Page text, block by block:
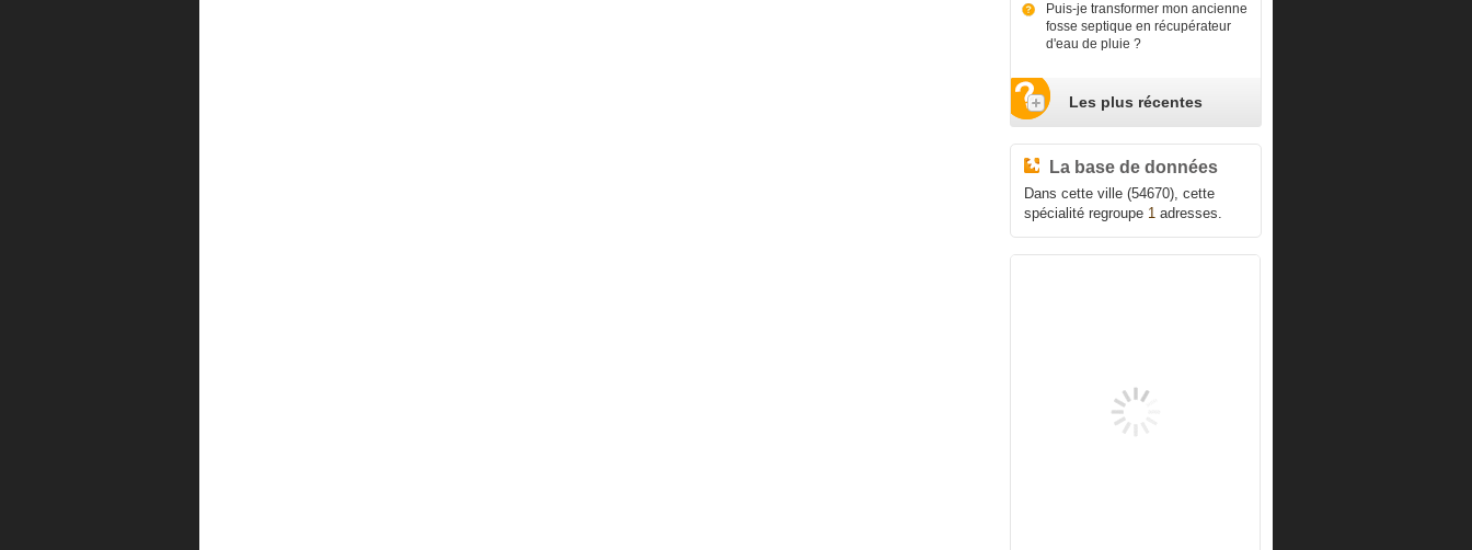
Puis-je transformer mon ancienne
fosse septique en récupérateur
d'eau de pluie ?
Les plus récentes
La base de données
Dans cette ville (54670), cette
spécialité regroupe 1adresses.